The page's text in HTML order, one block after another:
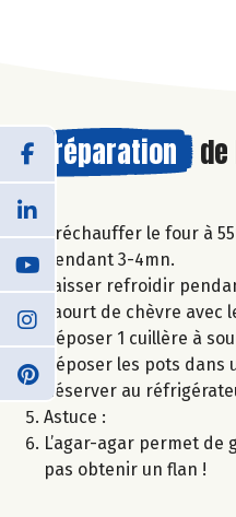
Préparation
Préchauffer le four à
pendant 3-4mn.
Laisser refroidir
yaourt de chèvre avec
Déposer 1 cuillère à
Déposer les pots
Réserver au
Astuce :
L’agar-agar permet
pas obtenir un flan !